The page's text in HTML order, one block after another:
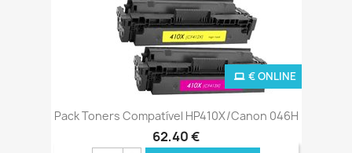
Pack Toners Compatível HP410X/Canon 046H
62,40 €
€ ONLINE